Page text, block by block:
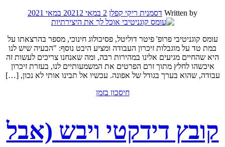
Written by דסמנית ריקי קפלן 2 במאי 2021 2 במאי 2021
עומס קוגניטיבי פרופ' פיטר דוליטל, פסיכולוג חינוכי, מספר בהרצאתו על
במת טד על מוגבלות זיכרון העבודה ומציע היבט נוסף: "הבעיה שיש לנו
היא שהחיים מגיעים אלינו במהירות רבה, ומה שאנחנו צריכים לעשות זה
איכשהו לחלץ מתוך זרם הפרטים את המשמעותיים לנו, בעזרת זיכרון
עבודה, שהוא בערך בגודל של אפונה. עכשיו אל תבינו אותי לא נכון, […]
חיסכון בזמן
קובץ דידקטי ויבש (אבל